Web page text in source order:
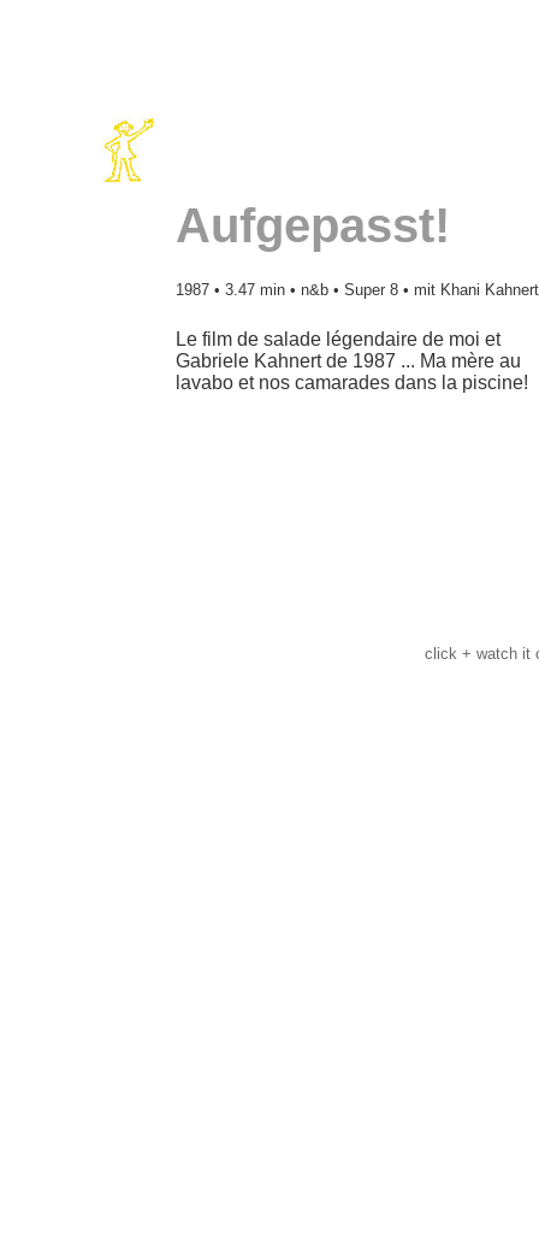
Aufgepasst!
1987 • 3.47 min • n&b • Super 8 • mit Khani Kahnert
Le film de salade légendaire de moi et
Gabriele Kahnert de 1987 ... Ma mère au
lavabo et nos camarades dans la piscine!
click + watch it